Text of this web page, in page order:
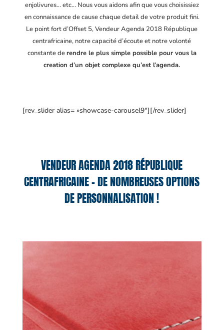
enjolivures… etc… Nous vous aidons afin que vous choisissiez
en connaissance de cause chaque detail de votre produit fini.
Le point fort d’Offset 5, Vendeur Agenda 2018 République
centrafricaine, notre capacité d’écoute et notre volonté
constante derendre le plus simple possible pour vous la
creation d’un objet complexe qu’est l’agenda.
[rev_slider alias= »showcase-carousel9″][/rev_slider]
VENDEUR AGENDA 2018 RÉPUBLIQUE
CENTRAFRICAINE – DE NOMBREUSES OPTIONS
DE PERSONNALISATION !